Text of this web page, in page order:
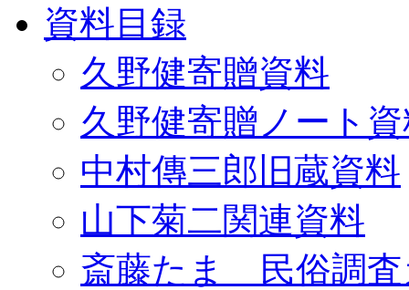
資料目録
久野健寄贈資料
久野健寄贈ノート
中村傳三郎旧蔵資料
山下菊二関連資料
斎藤たま 民俗調査